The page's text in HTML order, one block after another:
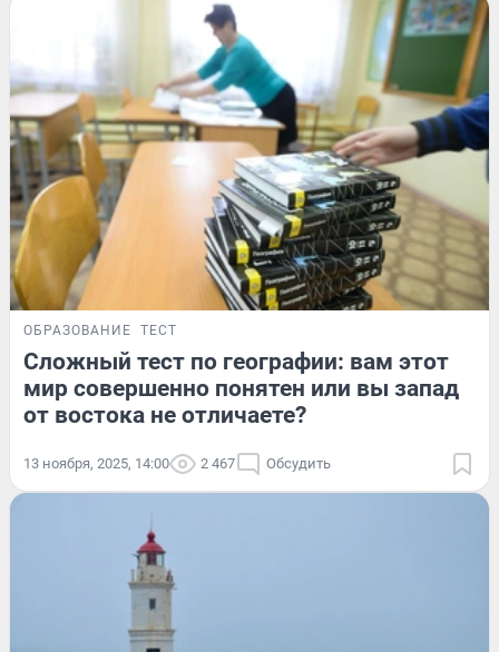
ОБРАЗОВАНИЕ ТЕСТ
Сложный тест по географии: вам этот
мир совершенно понятен или вы запад
от востока не отличаете?
13 ноября, 2025, 14:00 2 467 Обсудить